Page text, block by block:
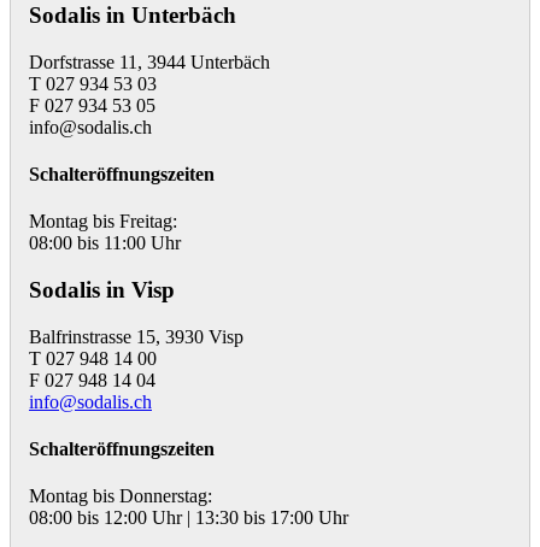
Sodalis in Unterbäch
Dorfstrasse 11, 3944 Unterbäch
T 027 934 53 03
F 027 934 53 05
info@sodalis.ch
Schalteröffnungszeiten
Montag bis Freitag:
08:00 bis 11:00 Uhr
Sodalis in Visp
Balfrinstrasse 15, 3930 Visp
T 027 948 14 00
F 027 948 14 04
info@sodalis.ch
Schalteröffnungszeiten
Montag bis Donnerstag:
08:00 bis 12:00 Uhr | 13:30 bis 17:00 Uhr